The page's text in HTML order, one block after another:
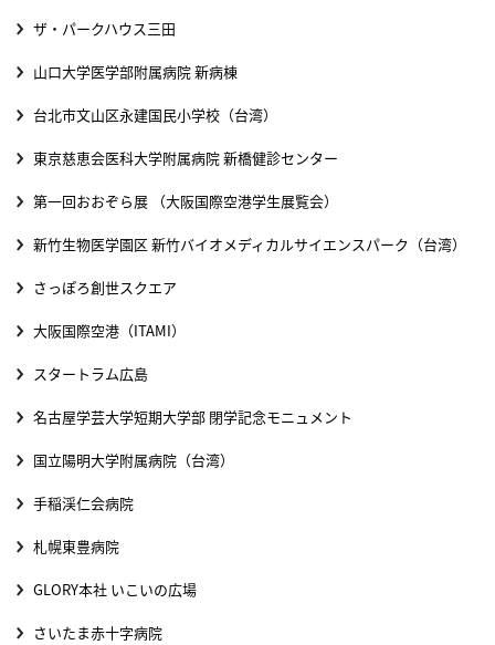
ザ・パークハウス三田
山口大学医学部附属病院 新病棟
台北市文山区永建国民小学校（台湾）
東京慈恵会医科大学附属病院 新橋健診センター
第一回おおぞら展 （大阪国際空港学生展覧会）
新竹生物医学園区 新竹バイオメディカルサイエンスパーク（台湾）
さっぽろ創世スクエア
大阪国際空港（ITAMI）
スタートラム広島
名古屋学芸大学短期大学部 閉学記念モニュメント
国立陽明大学附属病院（台湾）
手稲渓仁会病院
札幌東豊病院
GLORY本社 いこいの広場
さいたま赤十字病院